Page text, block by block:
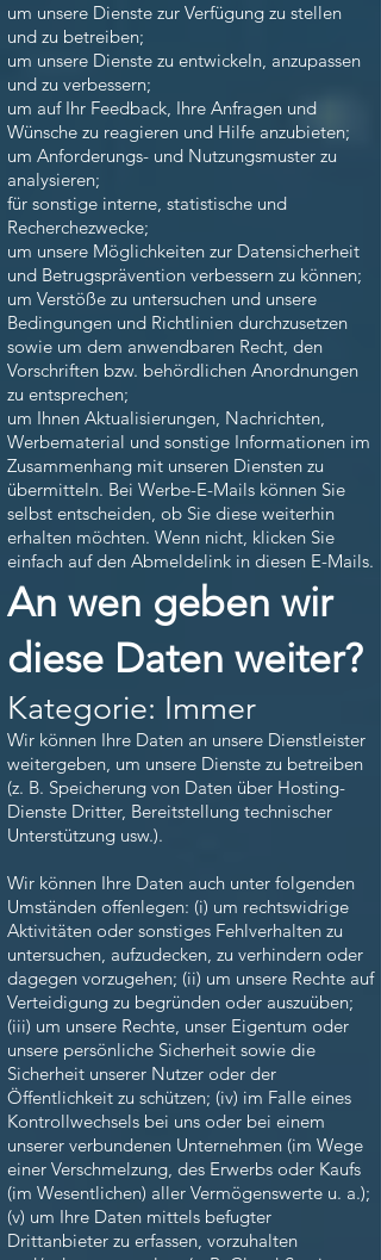
um unsere Dienste zur Verfügung zu stellen
und zu betreiben;
um unsere Dienste zu entwickeln, anzupassen
und zu verbessern;
um auf Ihr Feedback, Ihre Anfragen und
Wünsche zu reagieren und Hilfe anzubieten;
um Anforderungs- und Nutzungsmuster zu
analysieren;
für sonstige interne, statistische und
Recherchezwecke;
um unsere Möglichkeiten zur Datensicherheit
und Betrugsprävention verbessern zu können;
um Verstöße zu untersuchen und unsere
Bedingungen und Richtlinien durchzusetzen
sowie um dem anwendbaren Recht, den
Vorschriften bzw. behördlichen Anordnungen
zu entsprechen;
um Ihnen Aktualisierungen, Nachrichten,
Werbematerial und sonstige Informationen im
Zusammenhang mit unseren Diensten zu
übermitteln. Bei Werbe-E-Mails können Sie
selbst entscheiden, ob Sie diese weiterhin
erhalten möchten. Wenn nicht, klicken Sie
einfach auf den Abmeldelink in diesen E-Mails.
An wen geben wir
diese Daten weiter?
Kategorie: Immer
Wir können Ihre Daten an unsere Dienstleister
weitergeben, um unsere Dienste zu betreiben
(z. B. Speicherung von Daten über Hosting-
Dienste Dritter, Bereitstellung technischer
Unterstützung usw.).
Wir können Ihre Daten auch unter folgenden
Umständen offenlegen: (i) um rechtswidrige
Aktivitäten oder sonstiges Fehlverhalten zu
untersuchen, aufzudecken, zu verhindern oder
dagegen vorzugehen; (ii) um unsere Rechte auf
Verteidigung zu begründen oder auszuüben;
(iii) um unsere Rechte, unser Eigentum oder
unsere persönliche Sicherheit sowie die
Sicherheit unserer Nutzer oder der
Öffentlichkeit zu schützen; (iv) im Falle eines
Kontrollwechsels bei uns oder bei einem
unserer verbundenen Unternehmen (im Wege
einer Verschmelzung, des Erwerbs oder Kaufs
(im Wesentlichen) aller Vermögenswerte u. a.);
(v) um Ihre Daten mittels befugter
Drittanbieter zu erfassen, vorzuhalten